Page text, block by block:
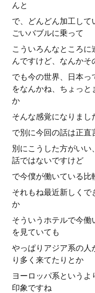
んと
で、どんどん加工して
ごいバブルに乗って
こういろんなところ
んですけど、なんかそ
でも今の世界、日本
をなんかね、ちょっと
か
そんな感覚になりまし
で別に今回の話は正直
別にこうした方がいい
話ではないですけど
で今僕が働いている
それもね最近新しくで
か
そういうホテルで今働
を見ていても
やっぱりアジア系の人
り多く来てたりとか
ヨーロッパ系というよ
印象ですね